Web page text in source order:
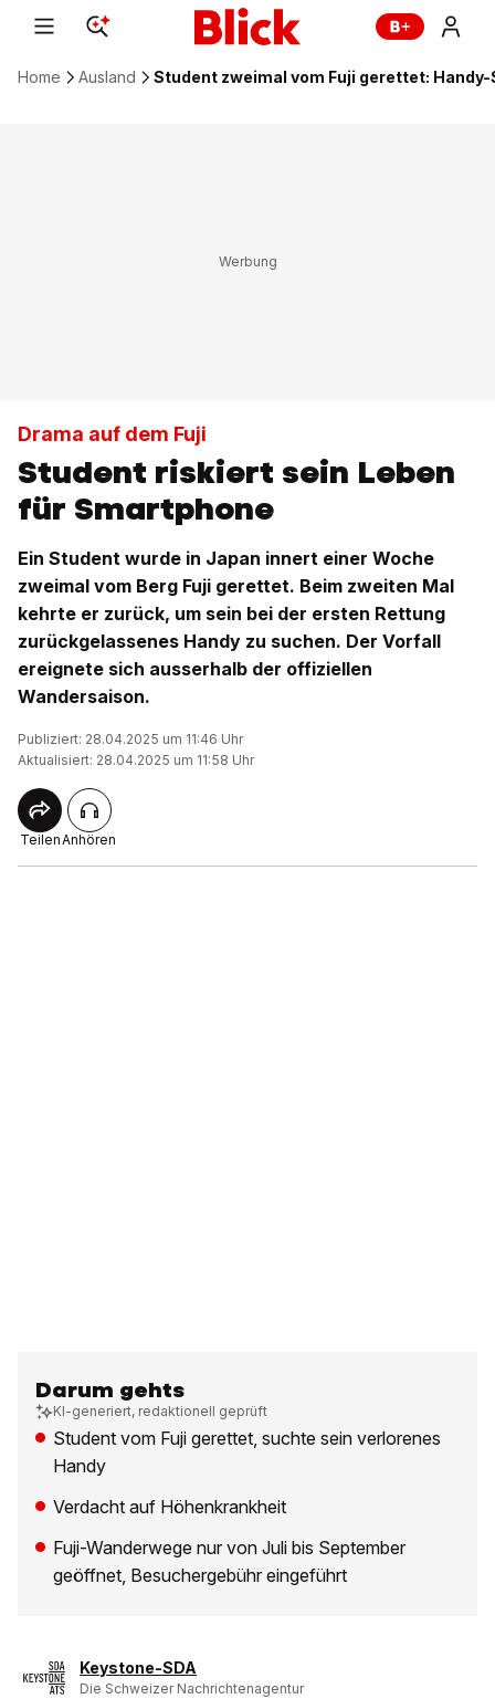
Home Ausland Student zweimal vom Fuji gerettet:
Drama auf dem Fuji
Student riskiert sein Leben
für Smartphone
Ein Student wurde in Japan innert einer Woche
zweimal vom Berg Fuji gerettet. Beim zweiten Mal
kehrte er zurück, um sein bei der ersten Rettung
zurückgelassenes Handy zu suchen. Der Vorfall
ereignete sich ausserhalb der offiziellen
Wandersaison.
Publiziert: 28.04.2025 um 11:46 Uhr
Aktualisiert: 28.04.2025 um 11:58 Uhr
TeilenAnhören
Darum gehts
KI-generiert, redaktionell geprüft
Student vom Fuji gerettet, suchte sein verlorenes
Handy
Verdacht auf Höhenkrankheit
Fuji-Wanderwege nur von Juli bis September
geöffnet, Besuchergebühr eingeführt
Keystone-SDA
Die Schweizer Nachrichtenagentur